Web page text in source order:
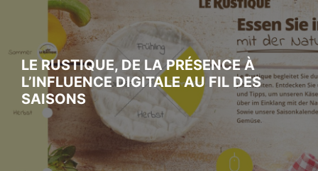
LE RUSTIQUE, DE LA PRÉSENCE À
L’INFLUENCE DIGITALE AU FIL DES
SAISONS